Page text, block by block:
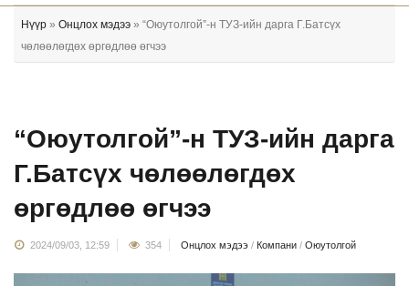
Нүүр » Онцлох мэдээ » “Оюутолгой”-н ТУЗ-ийн дарга Г.Батсүх
чөлөөлөгдөх өргөдлөө өгчээ
“Оюутолгой”-н ТУЗ-ийн дарга
Г.Батсүх чөлөөлөгдөх
өргөдлөө өгчээ
2024/09/03, 12:59 354 Онцлох мэдээ / Компани / Оюутолгой